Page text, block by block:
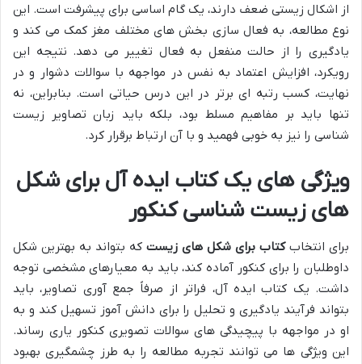
از اشکال زیستی ضعف دارند، یک گام اساسی برای پیشرفت است. این
نوع مطالعه، به فعال سازی بخش های مختلف مغز کمک می کند و
یادگیری را از حالت منفعل به فعال تغییر می دهد. نتیجه این
رویکرد، افزایش اعتماد به نفس در مواجهه با سوالات دشوار و در
نهایت، کسب رتبه ای برتر در این درس حیاتی است. بنابراین، نه
تنها باید بر مفاهیم مسلط بود، بلکه باید زبان تصاویر زیست
شناسی را نیز به خوبی فهمید و با آن ارتباط برقرار کرد.
ویژگی های یک کتاب ایده آل برای شکل
های زیست شناسی کنکور
برای انتخابکتاب برای شکل های زیست که بتواند به بهترین شکل
داوطلبان را برای کنکور آماده کند، باید به معیارهای مشخصی توجه
داشت. یک کتاب ایده آل، فراتر از صرفاً جمع آوری تصاویر، باید
بتواند فرآیند یادگیری و تحلیل را برای دانش آموز تسهیل کند و به
او در مواجهه با پیچیدگی های سوالات تصویری کنکور یاری رساند.
این ویژگی ها می توانند تجربه مطالعه را به طرز چشمگیری بهبود